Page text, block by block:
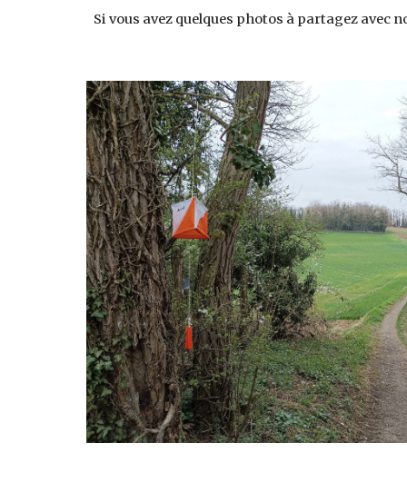
Si vous avez quelques photos à partagez avec